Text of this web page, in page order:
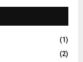
(1)
(2)